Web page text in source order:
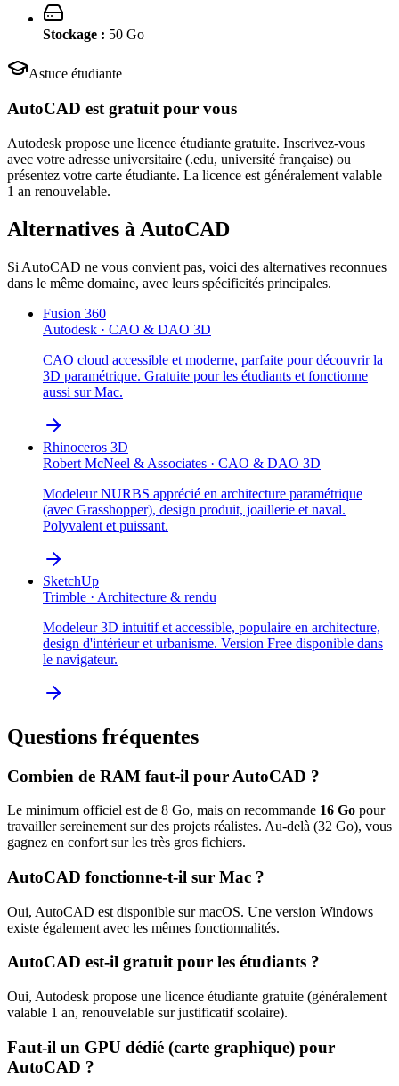
Stockage : 50 Go
Astuce étudiante
AutoCAD est gratuit pour vous
Autodesk propose une licence étudiante gratuite. Inscrivez-vous
avec votre adresse universitaire (.edu, université française) ou
présentez votre carte étudiante. La licence est généralement valable
1 an renouvelable.
Alternatives à AutoCAD
Si AutoCAD ne vous convient pas, voici des alternatives reconnues
dans le même domaine, avec leurs spécificités principales.
Fusion 360
Autodesk · CAO & DAO 3D
CAO cloud accessible et moderne, parfaite pour découvrir la
3D paramétrique. Gratuite pour les étudiants et fonctionne
aussi sur Mac.
Rhinoceros 3D
Robert McNeel & Associates · CAO & DAO 3D
Modeleur NURBS apprécié en architecture paramétrique
(avec Grasshopper), design produit, joaillerie et naval.
Polyvalent et puissant.
SketchUp
Trimble · Architecture & rendu
Modeleur 3D intuitif et accessible, populaire en architecture,
design d'intérieur et urbanisme. Version Free disponible dans
le navigateur.
Questions fréquentes
Combien de RAM faut-il pour AutoCAD ?
Le minimum officiel est de 8 Go, mais on recommande 16 Go pour
travailler sereinement sur des projets réalistes. Au-delà (32 Go), vous
gagnez en confort sur les très gros fichiers.
AutoCAD fonctionne-t-il sur Mac ?
Oui, AutoCAD est disponible sur macOS. Une version Windows
existe également avec les mêmes fonctionnalités.
AutoCAD est-il gratuit pour les étudiants ?
Oui, Autodesk propose une licence étudiante gratuite (généralement
valable 1 an, renouvelable sur justificatif scolaire).
Faut-il un GPU dédié (carte graphique) pour
AutoCAD ?